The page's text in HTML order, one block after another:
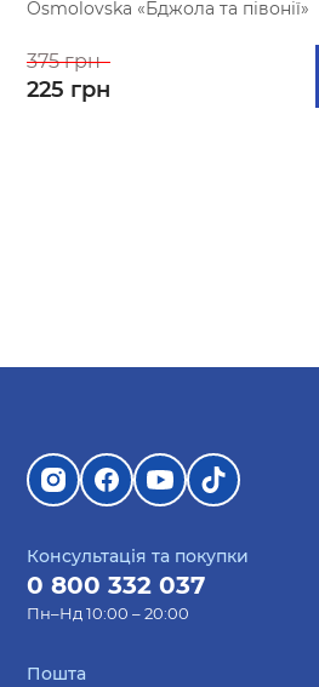
Osmolovska «Бджола та півонії»
375 грн
225 грн
Консультація та покупки
0 800 332 037
Пн–Нд 10:00 – 20:00
Пошта